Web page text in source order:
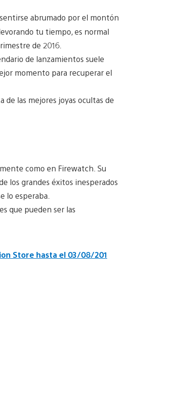
abrumado por el montón
tu tiempo, es normal
de 2016.
de lanzamientos suele
momento para recuperar el
las mejores joyas ocultas de
como en Firewatch. Su
los grandes éxitos inesperados
lo esperaba.
que pueden ser las
Store hasta el 03/08/201